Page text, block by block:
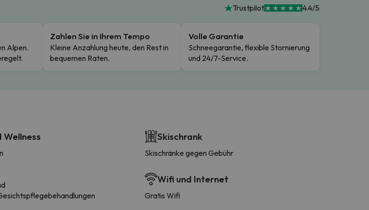
Trustpilot 4.4/5
Alpen.
Zahlen Sie in Ihrem Tempo
Kleine Anzahlung heute, den Rest in
bequemen Raten.
Volle Garantie
Schneegarantie, flexible Stornierung
und 24/7-Service.
Wellness Skischrank
Skischränke gegen Gebühr
Wifi und Internet
Gratis Wifi